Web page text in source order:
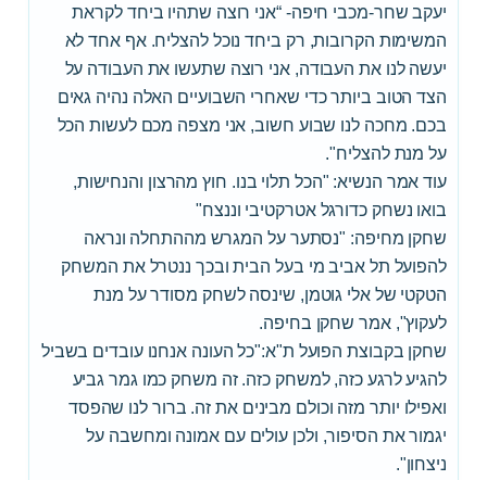
יעקב שחר-מכבי חיפה- “אני רוצה שתהיו ביחד לקראת
המשימות הקרובות, רק ביחד נוכל להצליח. אף אחד לא
יעשה לנו את העבודה, אני רוצה שתעשו את העבודה על
הצד הטוב ביותר כדי שאחרי השבועיים האלה נהיה גאים
בכם. מחכה לנו שבוע חשוב, אני מצפה מכם לעשות הכל
על מנת להצליח".
עוד אמר הנשיא: "הכל תלוי בנו. חוץ מהרצון והנחישות,
בואו נשחק כדורגל אטרקטיבי וננצח"
שחקן מחיפה: "נסתער על המגרש מההתחלה ונראה
להפועל תל אביב מי בעל הבית ובכך ננטרל את המשחק
הטקטי של אלי גוטמן, שינסה לשחק מסודר על מנת
לעקוץ", אמר שחקן בחיפה.
שחקן בקבוצת הפועל ת"א:"כל העונה אנחנו עובדים בשביל
להגיע לרגע כזה, למשחק כזה. זה משחק כמו גמר גביע
ואפילו יותר מזה וכולם מבינים את זה. ברור לנו שהפסד
יגמור את הסיפור, ולכן עולים עם אמונה ומחשבה על
ניצחון".